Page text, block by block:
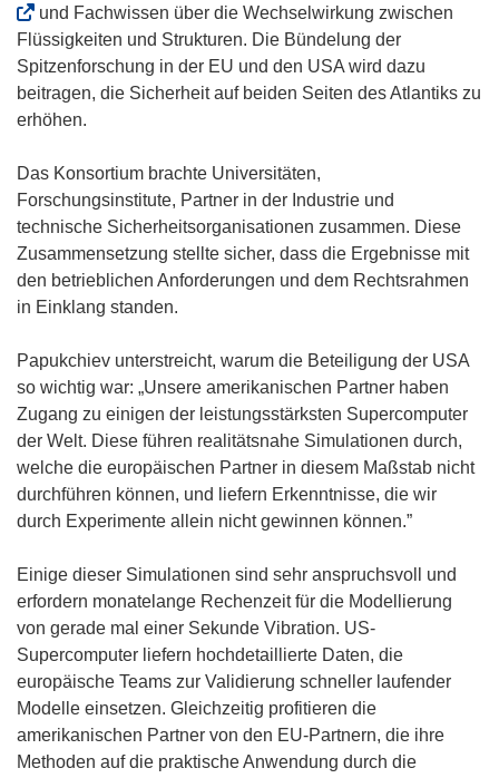
s
t
e
r
)
F
e
n
s
r
)
n
und Fachwissen über die Wechselwirkung zwischen
Flüssigkeiten und Strukturen. Die Bündelung der
Spitzenforschung in der EU und den USA wird dazu
beitragen, die Sicherheit auf beiden Seiten des Atlantiks zu
erhöhen.
Das Konsortium brachte Universitäten,
Forschungsinstitute, Partner in der Industrie und
technische Sicherheitsorganisationen zusammen. Diese
Zusammensetzung stellte sicher, dass die Ergebnisse mit
den betrieblichen Anforderungen und dem Rechtsrahmen
in Einklang standen.
Papukchiev unterstreicht, warum die Beteiligung der USA
so wichtig war: „Unsere amerikanischen Partner haben
Zugang zu einigen der leistungsstärksten Supercomputer
der Welt. Diese führen realitätsnahe Simulationen durch,
welche die europäischen Partner in diesem Maßstab nicht
durchführen können, und liefern Erkenntnisse, die wir
durch Experimente allein nicht gewinnen können.”
Einige dieser Simulationen sind sehr anspruchsvoll und
erfordern monatelange Rechenzeit für die Modellierung
von gerade mal einer Sekunde Vibration. US-
Supercomputer liefern hochdetaillierte Daten, die
europäische Teams zur Validierung schneller laufender
Modelle einsetzen. Gleichzeitig profitieren die
amerikanischen Partner von den EU-Partnern, die ihre
Methoden auf die praktische Anwendung durch die